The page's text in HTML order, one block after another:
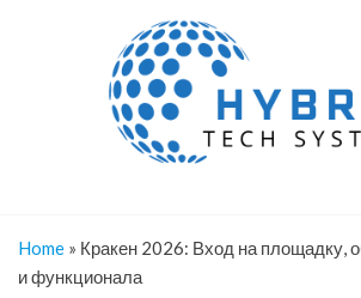
Home » Кракен 2026: Вход на площадку,
и функционала